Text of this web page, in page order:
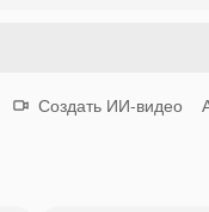
Создать ИИ-видео